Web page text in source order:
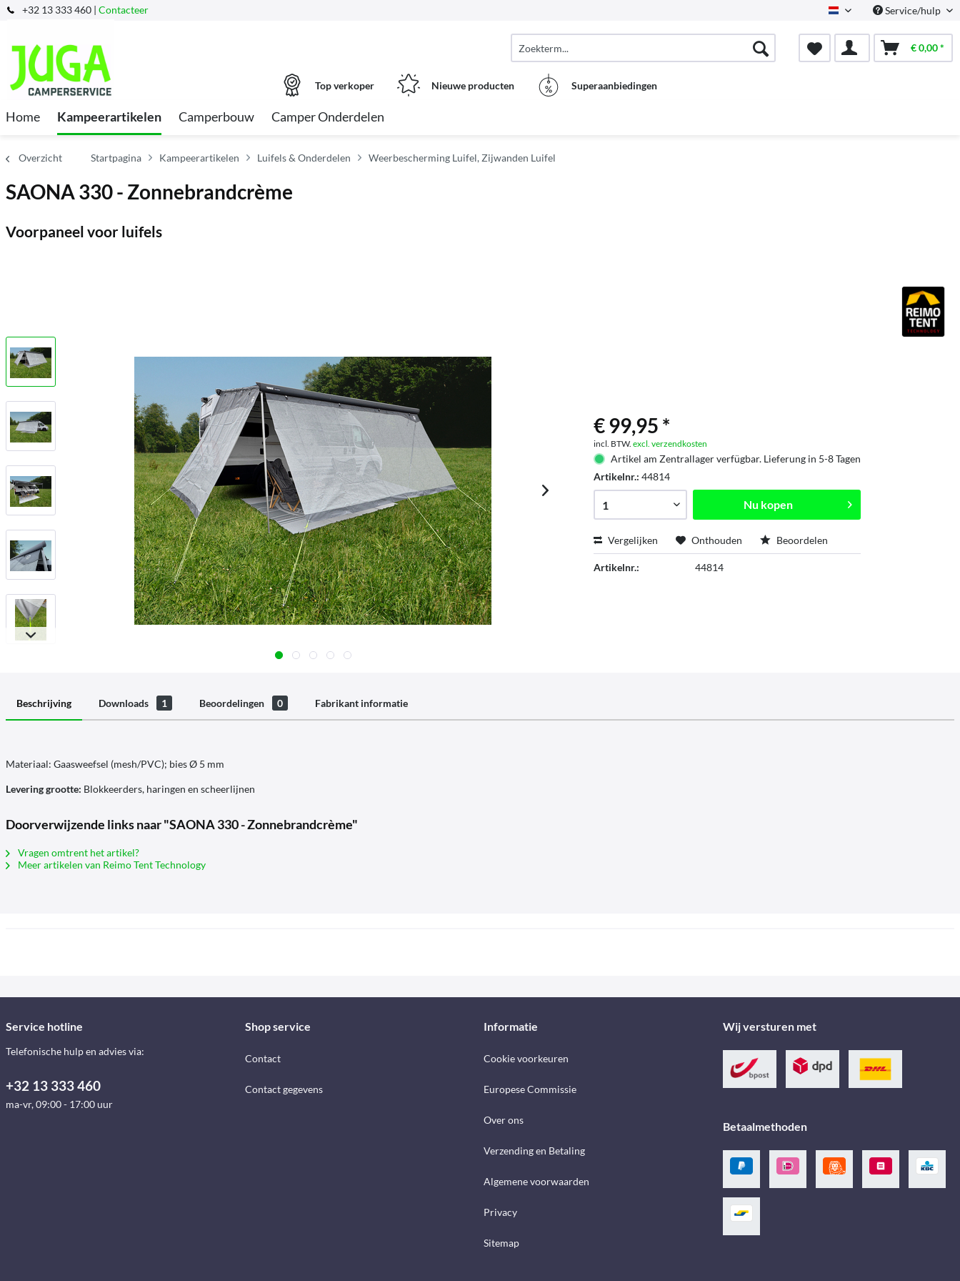
+32 13 333 460 | Contacteer Dutch Service/hulp
€ 0,00 *
Top verkoper Nieuwe producten Superaanbiedingen
Home Kampeerartikelen Camperbouw Camper Onderdelen
Overzicht Startpagina Kampeerartikelen Luifels & Onderdelen Weerbescherming Luifel, Zijwanden Luifel
SAONA 330 - Zonnebrandcrème
Voorpaneel voor luifels
€ 99,95 *
incl. BTW.excl. verzendkosten
Artikel am Zentrallager verfügbar. Lieferung in 5-8 Tagen
Artikelnr.:44814
Nu kopen
Vergelijken Onthouden Beoordelen
Artikelnr.: 44814
Beschrijving Downloads 1 Beoordelingen 0 Fabrikant informatie
Materiaal: Gaasweefsel (mesh/PVC); bies Ø 5 mm
Levering grootte: Blokkeerders, haringen en scheerlijnen
Doorverwijzende links naar "SAONA 330 - Zonnebrandcrème"
Vragen omtrent het artikel?
Meer artikelen van Reimo Tent Technology
Service hotline
Telefonische hulp en advies via:
+32 13 333 460
ma-vr, 09:00 - 17:00 uur
Shop service
Contact
Contact gegevens
Informatie
Cookie voorkeuren
Europese Commissie
Over ons
Verzending en Betaling
Algemene voorwaarden
Privacy
Sitemap
Wij versturen met
Betaalmethoden